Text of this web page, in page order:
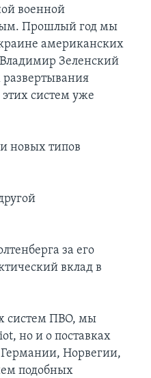
военной
Прошлый год мы
американских
Зеленский
систем уже
новых типов
за его
вклад в
систем ПВО, мы
но и о поставках
Норвегии,
подобных